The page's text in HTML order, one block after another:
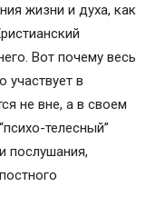
жизни и духа, как
Вот почему весь
участвует в
не вне, а в своем
телесный”
послушания,